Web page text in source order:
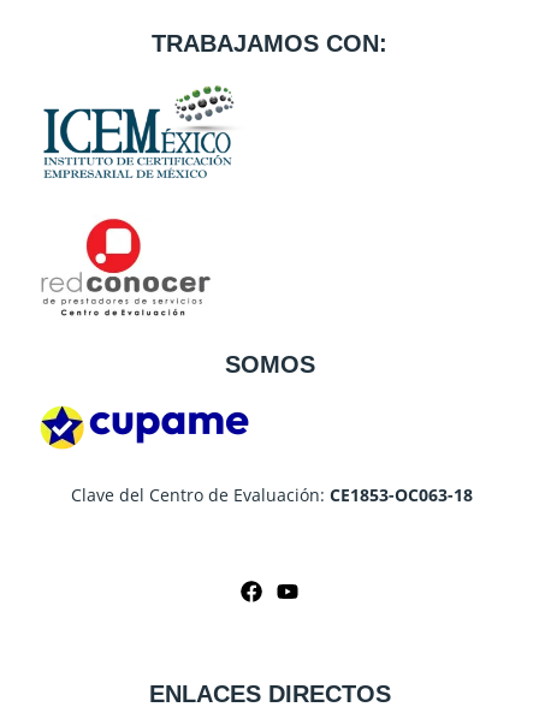
TRABAJAMOS CON:
SOMOS
Clave del Centro de Evaluación: CE1853-OC063-18
ENLACES DIRECTOS